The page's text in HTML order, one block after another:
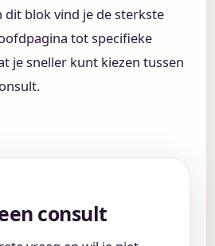
dit blok vind je de sterkste
tot specifieke
je sneller kunt kiezen tussen
consult